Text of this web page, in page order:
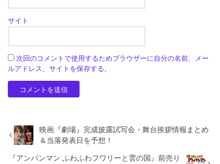
サイト
次回のコメントで使用するためブラウザーに自分の名前、メー
ルアドレス、サイトを保存する。
映画『劇場』完成披露試写会・舞台挨拶情報まとめ
＆当落発表日を予想！
『アンパンマン ふわふわフワリーと雲の国』前売り